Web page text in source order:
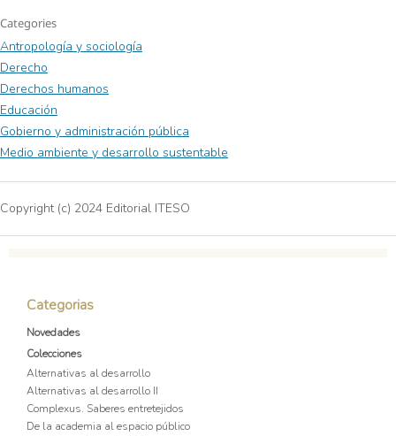
Categories
Antropología y sociología
Derecho
Derechos humanos
Educación
Gobierno y administración pública
Medio ambiente y desarrollo sustentable
Copyright (c) 2024 Editorial ITESO
Categorias
Novedades
Colecciones
Alternativas al desarrollo
Alternativas al desarrollo II
Complexus. Saberes entretejidos
De la academia al espacio público